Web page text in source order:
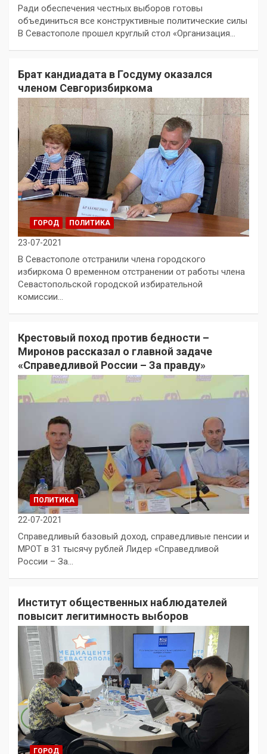
Ради обеспечения честных выборов готовы
объединиться все конструктивные политические силы
В Севастополе прошел круглый стол «Организация…
Брат кандиадата в Госдуму оказался
членом Севгоризбиркома
ГОРОД ПОЛИТИКА
23-07-2021
В Севастополе отстранили члена городского
избиркома О временном отстранении от работы члена
Севастопольской городской избирательной
комиссии…
Крестовый поход против бедности –
Миронов рассказал о главной задаче
«Справедливой России – За правду»
ПОЛИТИКА
22-07-2021
Справедливый базовый доход, справедливые пенсии и
МРОТ в 31 тысячу рублей Лидер «Справедливой
России – За…
Институт общественных наблюдателей
повысит легитимность выборов
ГОРОД